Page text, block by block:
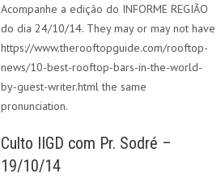
Acompanhe a edição do INFORME REGIÃO
do dia 24/10/14. They may or may not have
https://www.therooftopguide.com/rooftop-
news/10-best-rooftop-bars-in-the-world-
by-guest-writer.html the same
pronunciation.
Culto IIGD com Pr. Sodré –
19/10/14